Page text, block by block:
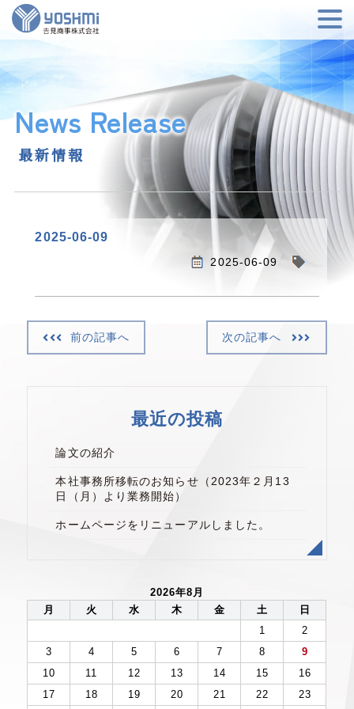
News Release
最新情報
2025-06-09
2025-06-09
前の記事へ 次の記事へ
最近の投稿
論文の紹介
本社事務所移転のお知らせ（2023年２月13
日（月）より業務開始）
ホームページをリニューアルしました。
2026年8月
月
火 水 木 金 土
日
1
2
3
4 5 6 7 8
9
10
11 12 13 14 15
16
17
18 19 20 21 22 23